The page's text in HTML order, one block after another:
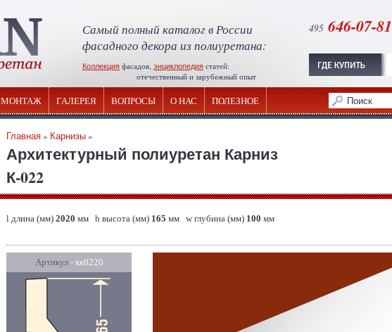
Самый полный каталог в России
фасадного декора из полиуретана:
Коллекция фасадов, энциклопедия статей:
отечественный и зарубежный опыт
495 646-07-81
МОНТАЖ ГАЛЕРЕЯ ВОПРОСЫ О НАС ПОЛЕЗНОЕ
Главная» Карнизы»
Архитектурный полиуретан Карниз
К-022
l длина (мм) 2020 мм h высота (мм) 165 мм w глубина (мм) 100 мм
Артикул- кк0220